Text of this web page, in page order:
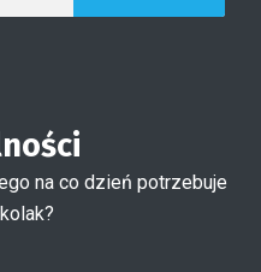
na co dzień potrzebuje